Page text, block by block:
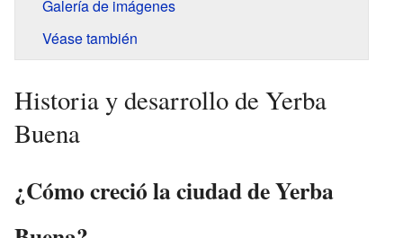
Galería de imágenes
Véase también
Historia y desarrollo de Yerba
Buena
¿Cómo creció la ciudad de Yerba